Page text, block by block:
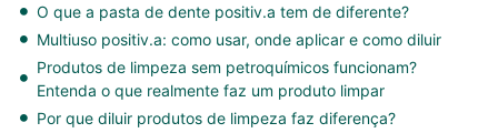
O que a pasta de dente positiv.a tem de diferente?
Multiuso positiv.a: como usar, onde aplicar e como diluir
Produtos de limpeza sem petroquímicos funcionam?
Entenda o que realmente faz um produto limpar
Por que diluir produtos de limpeza faz diferença?